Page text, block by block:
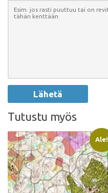
Tutustu myös
Ale!